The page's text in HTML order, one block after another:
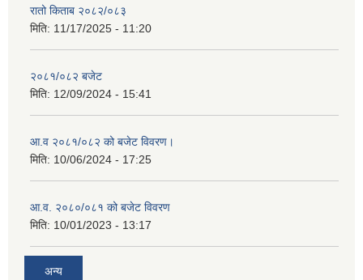
रातो किताब २०८२/०८३
मिति: 11/17/2025 - 11:20
२०८१/०८२ बजेट
मिति: 12/09/2024 - 15:41
आ.व २०८१/०८२ को बजेट विवरण।
मिति: 10/06/2024 - 17:25
आ.व. २०८०/०८१ को बजेट विवरण
मिति: 10/01/2023 - 13:17
अन्य